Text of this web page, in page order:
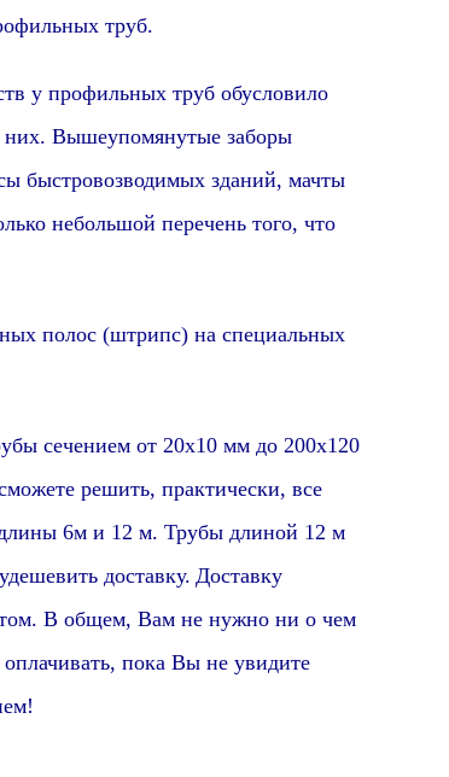
труб.
у профильных труб обусловило
них. Вышеупомянутые заборы
быстровозводимых зданий, мачты
небольшой перечень того, что
полос (штрипс) на специальных
сечением от 20х10 мм до 200х120
решить, практически, все
6м и 12 м. Трубы длиной 12 м
доставку. Доставку
В общем, Вам не нужно ни о чем
пока Вы не увидите